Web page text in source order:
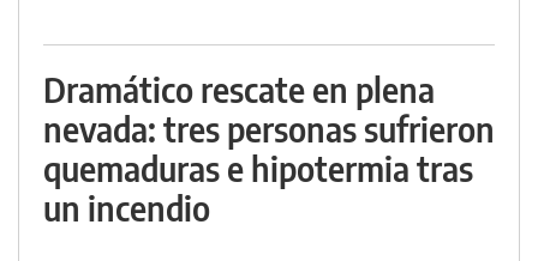
Dramático rescate en plena
nevada: tres personas sufrieron
quemaduras e hipotermia tras
un incendio